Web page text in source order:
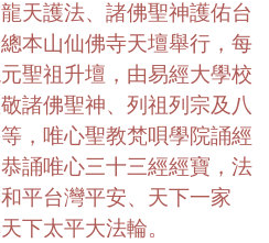
天護法、諸佛聖神護佑台
本山仙佛寺天壇舉行，每
聖祖升壇，由易經大學校
諸佛聖神、列祖列宗及八
，唯心聖教梵唄學院誦經
誦唯心三十三經經寶，法
平台灣平安、天下一家
下太平大法輪。